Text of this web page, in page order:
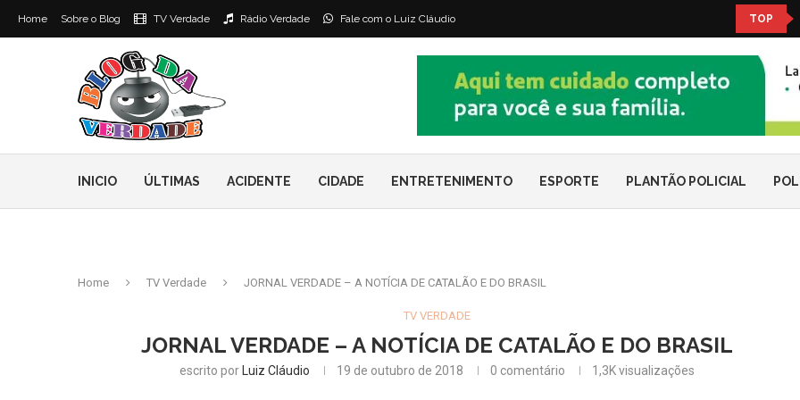
Home Sobre o Blog TV Verdade Rádio Verdade Fale com o Luiz Cláudio TOP
INICIO ÚLTIMAS ACIDENTE CIDADE ENTRETENIMENTO ESPORTE PLANTÃO POLICIAL
Home TV Verdade JORNAL VERDADE – A NOTÍCIA DE CATALÃO E DO BRASIL
TV VERDADE
JORNAL VERDADE – A NOTÍCIA DE CATALÃO E DO BRASIL
escrito por Luiz Cláudio 19 de outubro de 2018 0 comentário 1,3Kvisualizações